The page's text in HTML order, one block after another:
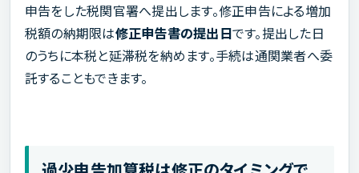
申告をした税関官署へ提出します。修正申告による増加
税額の納期限は修正申告書の提出日です。提出した日
のうちに本税と延滞税を納めます。手続は通関業者へ委
託することもできます。